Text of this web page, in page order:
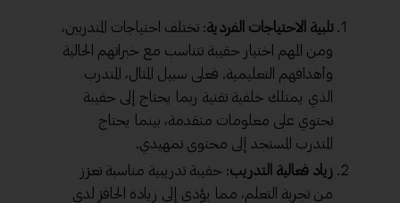
تلبية الاحتياجات الفردية: تختلف احتياجات المتدربين،
ومن المهم اختيار حقيبة تتناسب مع خبراتهم الحالية
وأهدافهم التعليمية. فعلى سبيل المثال، المتدرب
الذي يمتلك خلفية تقنية ربما يحتاج إلى حقيبة
تحتوي على معلومات متقدمة، بينما يحتاج
المتدرب المستجد إلى محتوى تمهيدي.
زياد فعالية التدريب: حقيبة تدريبية مناسبة تعزز
من تجربة التعلم، مما يؤدي إلى زيادة الحافز لدى